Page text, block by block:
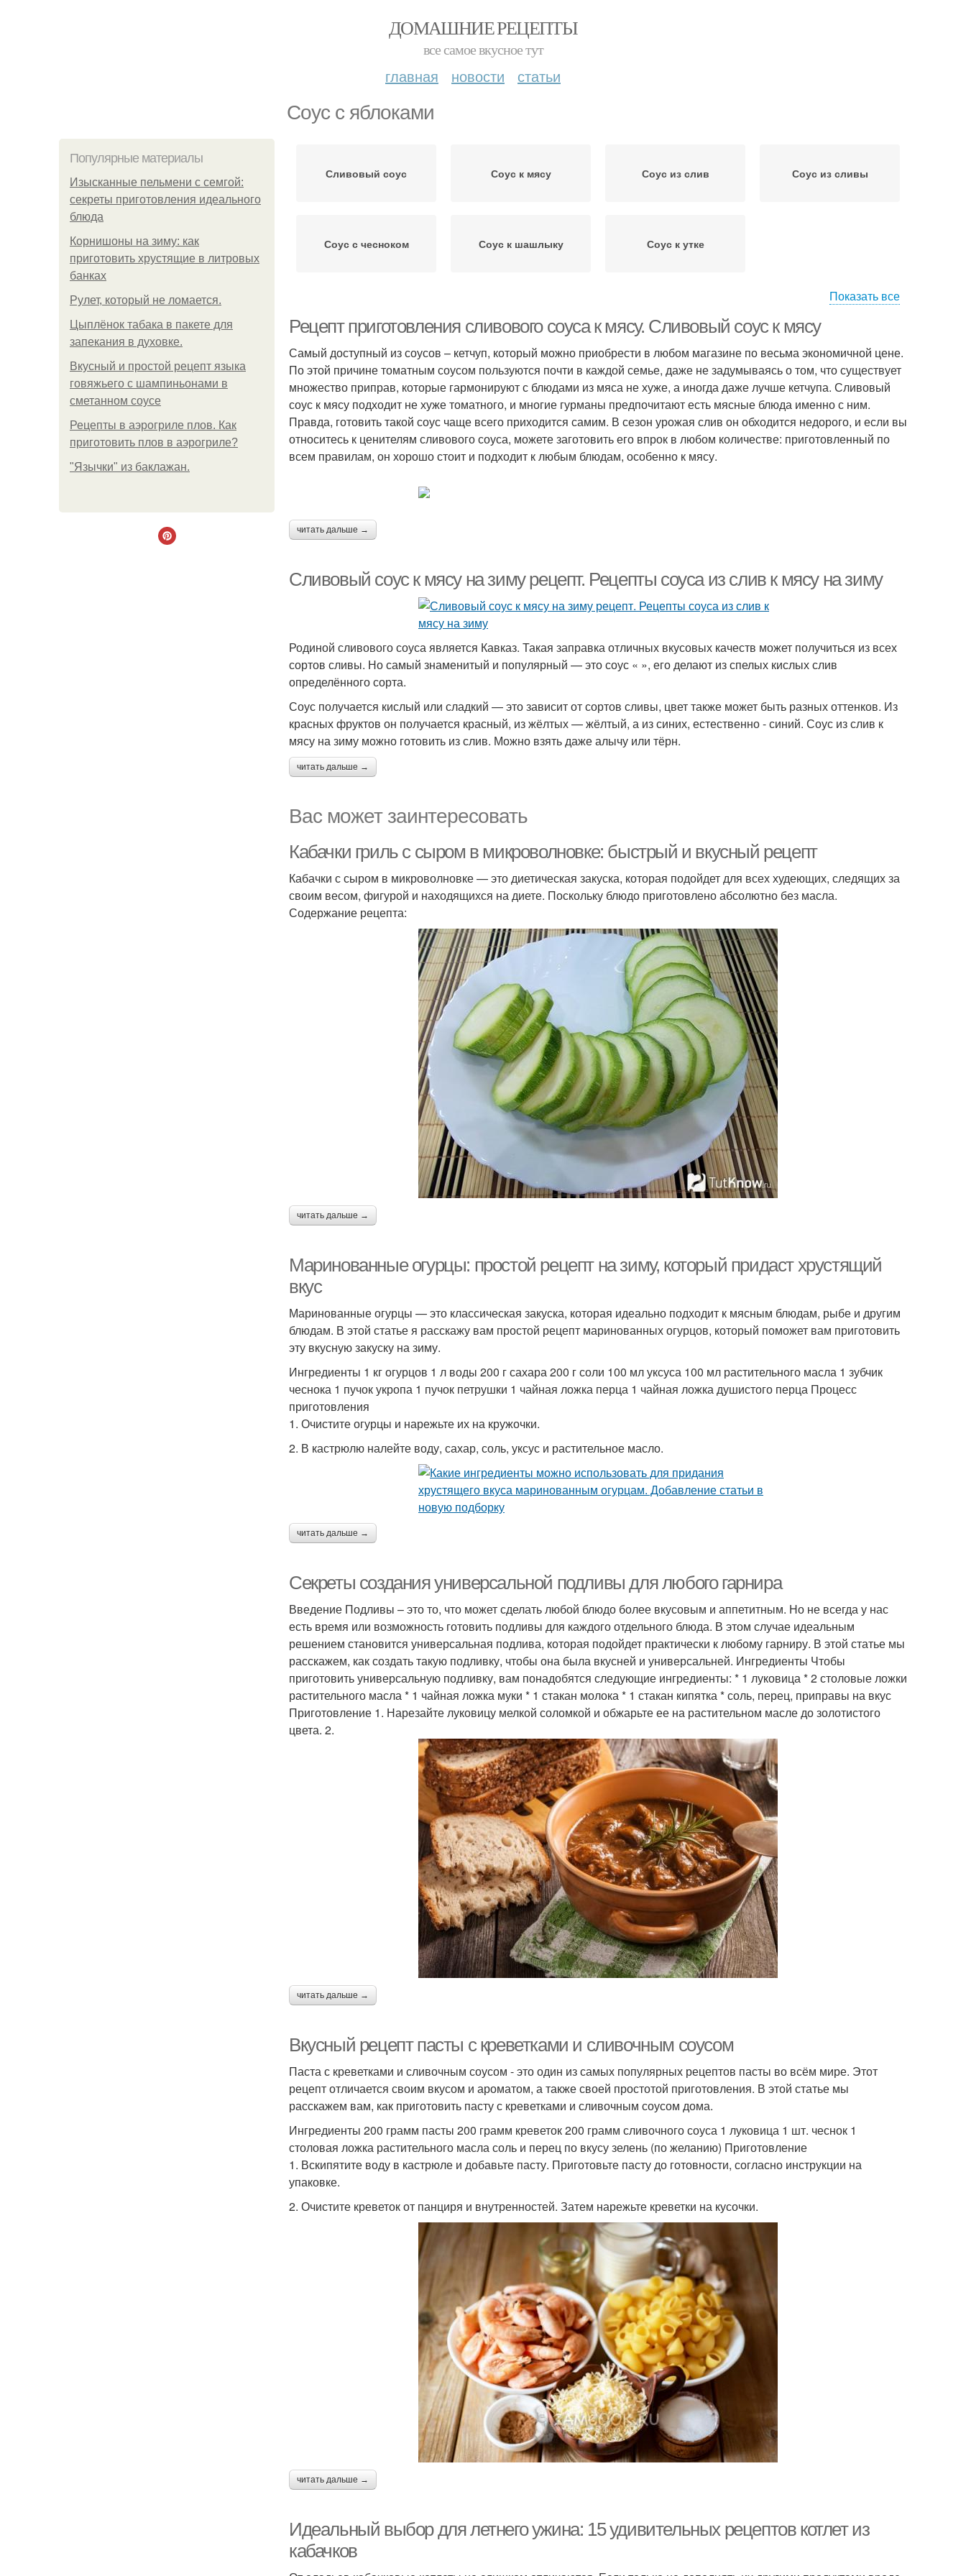
ДОМАШНИЕ РЕЦЕПТЫ
все самое вкусное тут
главная новости статьи
Соус с яблоками
Популярные материалы
Изысканные пельмени с семгой:
секреты приготовления идеального
блюда
Корнишоны на зиму: как
приготовить хрустящие в литровых
банках
Рулет, который не ломается.
Цыплёнок табака в пакете для
запекания в духовке.
Вкусный и простой рецепт языка
говяжьего с шампиньонами в
сметанном соусе
Рецепты в аэрогриле плов. Как
приготовить плов в аэрогриле?
"Язычки" из баклажан.
Сливовый соус Соус к мясу Соус из слив Соус из сливы
Соус с чесноком Соус к шашлыку Соус к утке
Показать все
Рецепт приготовления сливового соуса к мясу. Сливовый соус к мясу
Самый доступный из соусов – кетчуп, который можно приобрести в любом магазине по весьма экономичной цене.
По этой причине томатным соусом пользуются почти в каждой семье, даже не задумываясь о том, что существует
множество приправ, которые гармонируют с блюдами из мяса не хуже, а иногда даже лучше кетчупа. Сливовый
соус к мясу подходит не хуже томатного, и многие гурманы предпочитают есть мясные блюда именно с ним.
Правда, готовить такой соус чаще всего приходится самим. В сезон урожая слив он обходится недорого, и если вы
относитесь к ценителям сливового соуса, можете заготовить его впрок в любом количестве: приготовленный по
всем правилам, он хорошо стоит и подходит к любым блюдам, особенно к мясу.
читать дальше →
Сливовый соус к мясу на зиму рецепт. Рецепты соуса из слив к мясу на зиму
Родиной сливового соуса является Кавказ. Такая заправка отличных вкусовых качеств может получиться из всех
сортов сливы. Но самый знаменитый и популярный — это соус « », его делают из спелых кислых слив
определённого сорта.
Соус получается кислый или сладкий — это зависит от сортов сливы, цвет также может быть разных оттенков. Из
красных фруктов он получается красный, из жёлтых — жёлтый, а из синих, естественно - синий. Соус из слив к
мясу на зиму можно готовить из слив. Можно взять даже алычу или тёрн.
читать дальше →
Вас может заинтересовать
Кабачки гриль с сыром в микроволновке: быстрый и вкусный рецепт
Кабачки с сыром в микроволновке — это диетическая закуска, которая подойдет для всех худеющих, следящих за
своим весом, фигурой и находящихся на диете. Поскольку блюдо приготовлено абсолютно без масла.
Содержание рецепта:
читать дальше →
Маринованные огурцы: простой рецепт на зиму, который придаст хрустящий
вкус
Маринованные огурцы — это классическая закуска, которая идеально подходит к мясным блюдам, рыбе и другим
блюдам. В этой статье я расскажу вам простой рецепт маринованных огурцов, который поможет вам приготовить
эту вкусную закуску на зиму.
Ингредиенты 1 кг огурцов 1 л воды 200 г сахара 200 г соли 100 мл уксуса 100 мл растительного масла 1 зубчик
чеснока 1 пучок укропа 1 пучок петрушки 1 чайная ложка перца 1 чайная ложка душистого перца Процесс
приготовления
1. Очистите огурцы и нарежьте их на кружочки.
2. В кастрюлю налейте воду, сахар, соль, уксус и растительное масло.
читать дальше →
Секреты создания универсальной подливы для любого гарнира
Введение Подливы – это то, что может сделать любой блюдо более вкусовым и аппетитным. Но не всегда у нас
есть время или возможность готовить подливы для каждого отдельного блюда. В этом случае идеальным
решением становится универсальная подлива, которая подойдет практически к любому гарниру. В этой статье мы
расскажем, как создать такую подливку, чтобы она была вкусней и универсальней. Ингредиенты Чтобы
приготовить универсальную подливку, вам понадобятся следующие ингредиенты: * 1 луковица * 2 столовые ложки
растительного масла * 1 чайная ложка муки * 1 стакан молока * 1 стакан кипятка * соль, перец, приправы на вкус
Приготовление 1. Нарезайте луковицу мелкой соломкой и обжарьте ее на растительном масле до золотистого
цвета. 2.
читать дальше →
Вкусный рецепт пасты с креветками и сливочным соусом
Паста с креветками и сливочным соусом - это один из самых популярных рецептов пасты во всём мире. Этот
рецепт отличается своим вкусом и ароматом, а также своей простотой приготовления. В этой статье мы
расскажем вам, как приготовить пасту с креветками и сливочным соусом дома.
Ингредиенты 200 грамм пасты 200 грамм креветок 200 грамм сливочного соуса 1 луковица 1 шт. чеснок 1
столовая ложка растительного масла соль и перец по вкусу зелень (по желанию) Приготовление
1. Вскипятите воду в кастрюле и добавьте пасту. Приготовьте пасту до готовности, согласно инструкции на
упаковке.
2. Очистите креветок от панциря и внутренностей. Затем нарежьте креветки на кусочки.
читать дальше →
Идеальный выбор для летнего ужина: 15 удивительных рецептов котлет из
кабачков